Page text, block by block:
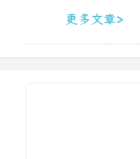
更多文章>